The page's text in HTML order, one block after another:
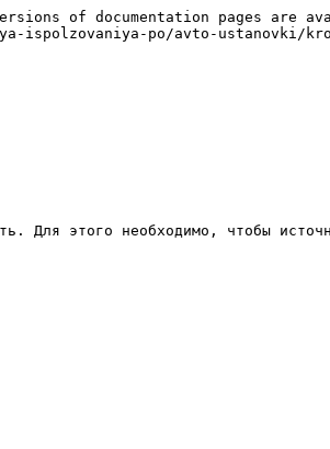
of documentation pages are
ispolzovaniya-po/avto-ustanovki/
Для этого необходимо, чтобы